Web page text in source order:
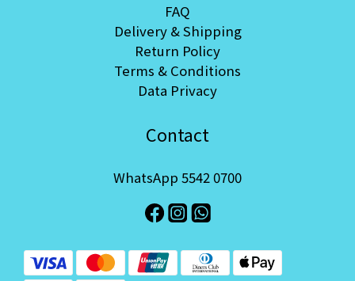
FAQ
Delivery & Shipping
Return Policy
Terms & Conditions
Data Privacy
Contact
WhatsApp 5542 0700